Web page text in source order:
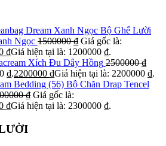
Bộ Ghế Lười
Ngọc 1500000₫ Giá gốc là:
₫Giá hiện tại là: 1200000 ₫.
Xích Đu Dây Hồng 2500000₫
₫.2200000 ₫Giá hiện tại là: 2200000 ₫.
Bộ Chăn Drap Tencel
₫ Giá gốc là:
₫Giá hiện tại là: 2300000 ₫.